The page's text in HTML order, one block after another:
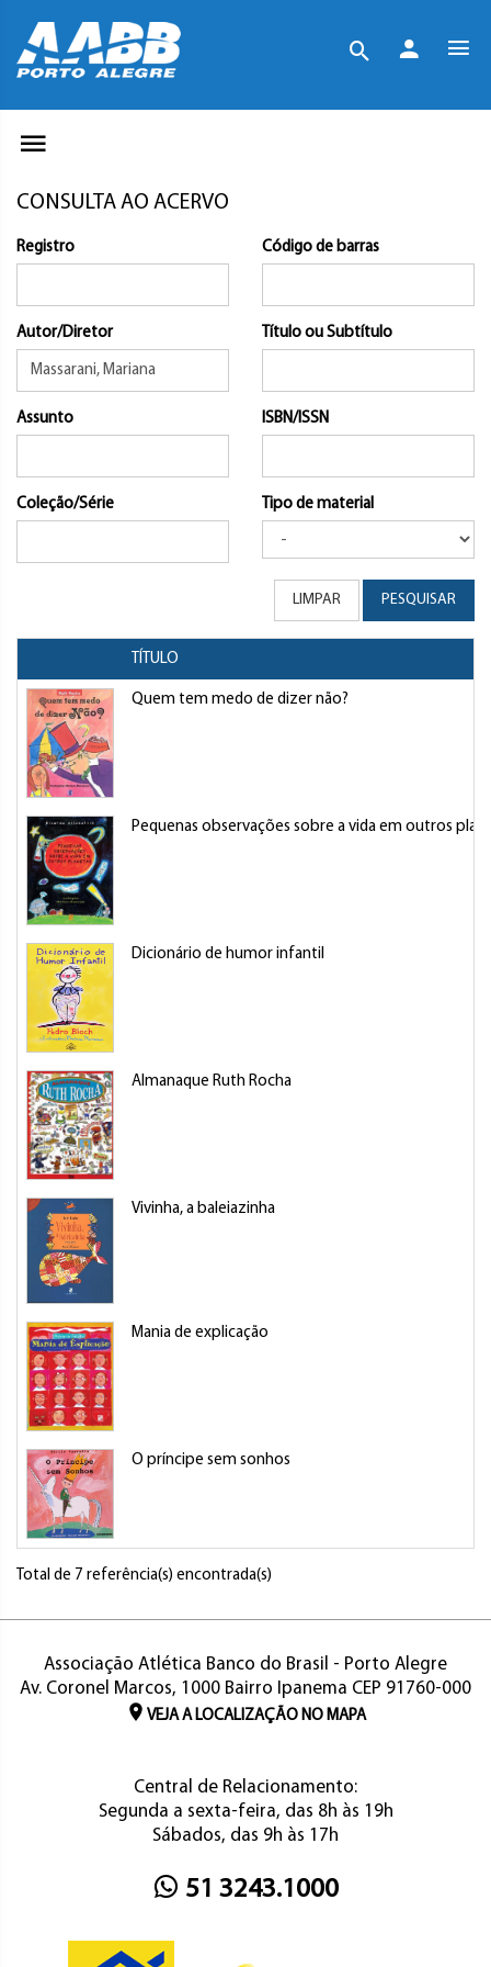
CONSULTA AO ACERVO
Registro Código de barras
Autor/Diretor Título ou Subtítulo
Assunto ISBN/ISSN
Coleção/Série Tipo de material
LIMPAR PESQUISAR
TÍTULO
Quem tem medo de dizer não?
Pequenas observações sobre a vida em outros
Dicionário de humor infantil
Almanaque Ruth Rocha
Vivinha, a baleiazinha
Mania de explicação
O príncipe sem sonhos
Total de 7 referência(s) encontrada(s)
Associação Atlética Banco do Brasil - Porto Alegre
Av. Coronel Marcos, 1000 Bairro Ipanema CEP 91760-000
VEJA A LOCALIZAÇÃO NO MAPA
Central de Relacionamento:
Segunda a sexta-feira, das 8h às 19h
Sábados, das 9h às 17h
51 3243.1000